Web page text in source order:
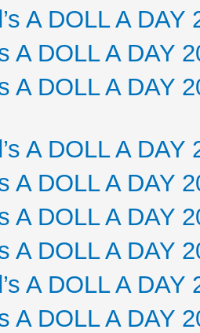
A DOLL A DAY
A DOLL A DAY
A DOLL A DAY
A DOLL A DAY
A DOLL A DAY
A DOLL A DAY
A DOLL A DAY
A DOLL A DAY
A DOLL A DAY